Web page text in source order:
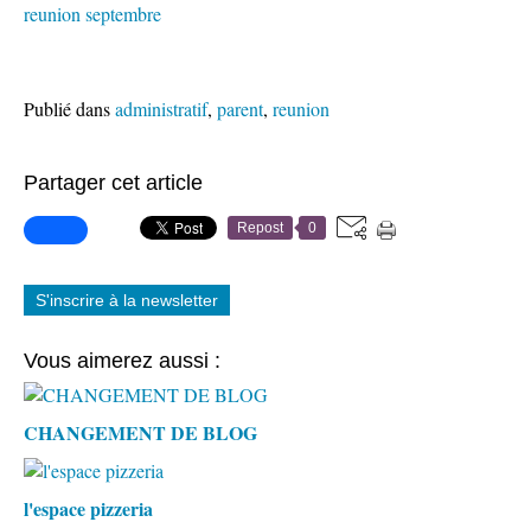
reunion septembre
Publié dansadministratif, parent, reunion
Partager cet article
Repost 0
S'inscrire à la newsletter
Vous aimerez aussi :
CHANGEMENT DE BLOG
l'espace pizzeria